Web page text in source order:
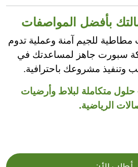
بأفضل المواصفات
للجيم آمنة وعملية تدوم
سبورت جاهز لمساعدتك في
وتنفيذ مشروعك باحترافية.
متكاملة لبلاط وأرضيات
الرياضية.